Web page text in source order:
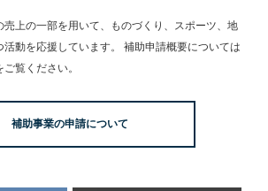
上の一部を用いて、
ものづくり、スポーツ、地
動を応援しています。
補助申請概要については
覧ください。
補助事業の申請について